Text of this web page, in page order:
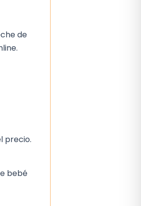
de
precio.
bebé